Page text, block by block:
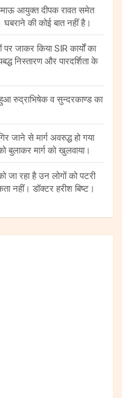
आयुक्त दीपक रावत समेत
की कोई बात नहीं है।
जाकर किया SIR कार्यों का
निस्तारण और पारदर्शिता के
रुद्राभिषेक व सुन्दरकाण्ड का
जाने से मार्ग अवरुद्ध हो गया
बुलाकर मार्ग को खुलवाया।
जा रहा है उन लोगों को पटरी
नहीं। डॉक्टर हरीश बिष्ट।